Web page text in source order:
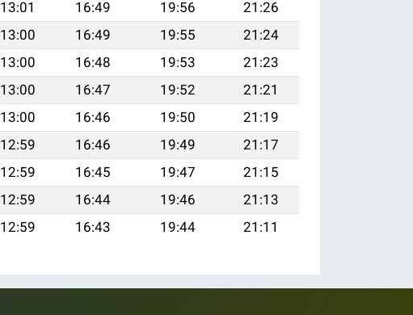
13:01 16:49 19:56
21:26
13:00 16:49 19:55
21:24
13:00 16:48 19:53
21:23
13:00 16:47 19:52
21:21
13:00 16:46 19:50
21:19
12:59 16:46 19:49
21:17
12:59 16:45 19:47
21:15
12:59 16:44 19:46
21:13
12:59 16:43 19:44 21:11